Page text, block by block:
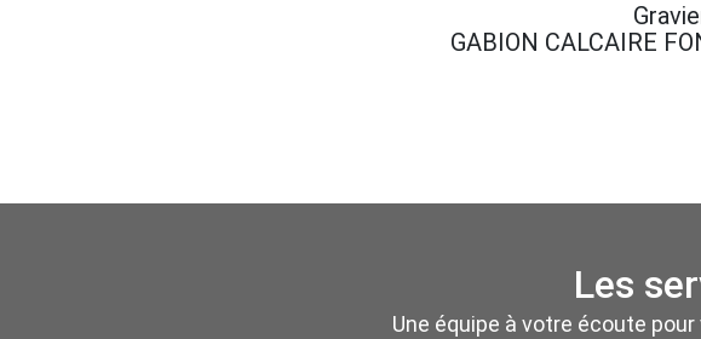
GABION CALCAIRE
Les
Une équipe à votre écoute